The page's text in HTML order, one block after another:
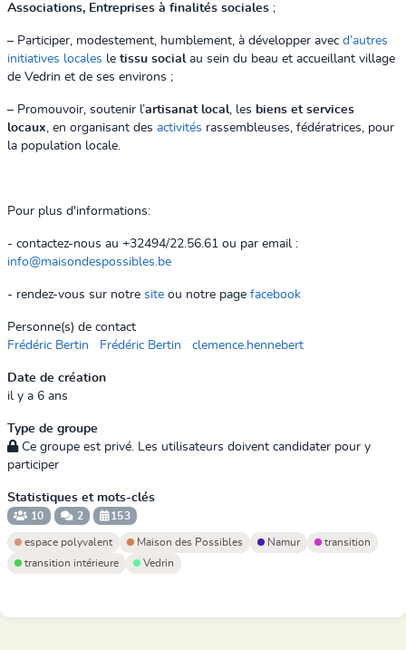
Associations, Entreprises à finalités sociales ;
– Participer, modestement, humblement, à développer avec d’autres
initiatives locales le tissu socialau sein du beau et accueillant village
de Vedrin et de ses environs ;
– Promouvoir, soutenir l’artisanat local, les biens et services
locaux, en organisant des activités rassembleuses, fédératrices, pour
la population locale.
Pour plus d'informations:
- contactez-nous au +32494/22.56.61 ou par email :
info@maisondespossibles.be
- rendez-vous sur notre site ou notre page facebook
Personne(s) de contact
Frédéric Bertin
Frédéric Bertin clemence.hennebert
Date de création
il y a 6 ans
Type de groupe
Ce groupe est privé. Les utilisateurs doivent candidater pour y
participer
Statistiques et mots-clés
10 2 153
espace polyvalent Maison des Possibles Namur
transition
transition intérieure
Vedrin